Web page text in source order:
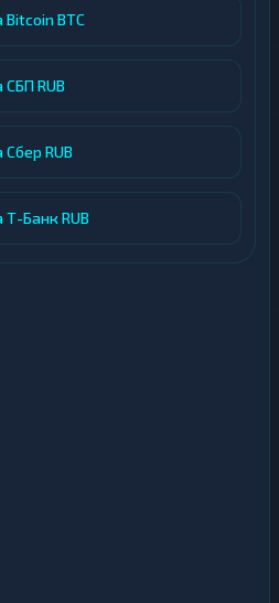
BTC
RUB
RUB
Банк RUB